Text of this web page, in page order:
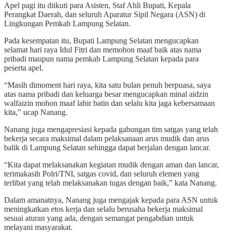
Apel pagi itu diikuti para Asisten, Staf Ahli Bupati, Kepala
Perangkat Daerah, dan seluruh Aparatur Sipil Negara (ASN) di
Lingkungan Pemkab Lampung Selatan.
Pada kesempatan itu, Bupati Lampung Selatan mengucapkan
selamat hari raya Idul Fitri dan memohon maaf baik atas nama
pribadi maupun nama pemkab Lampung Selatan kepada para
peserta apel.
“Masih dimoment hari raya, kita satu bulan penuh berpuasa, saya
atas nama pribadi dan keluarga besar mengucapkan minal aidzin
walfaizin mohon maaf lahir batin dan selalu kita jaga kebersamaan
kita,” ucap Nanang.
Nanang juga mengapresiasi kepada gabungan tim satgas yang telah
bekerja secara maksimal dalam pelaksanaan arus mudik dan arus
balik di Lampung Selatan sehingga dapat berjalan dengan lancar.
“Kita dapat melaksanakan kegiatan mudik dengan aman dan lancar,
terimakasih Polri/TNI, satgas covid, dan seluruh elemen yang
terlibat yang telah melaksanakan tugas dengan baik,” kata Nanang.
Dalam amanatnya, Nanang juga mengajak kepada para ASN untuk
meningkatkan etos kerja dan selalu berusaha bekerja maksimal
sesuai aturan yang ada, dengan semangat pengabdian untuk
melayani masyarakat.